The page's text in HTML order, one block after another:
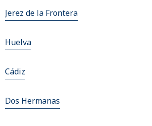
Jerez de la Frontera
Huelva
Cádiz
Dos Hermanas